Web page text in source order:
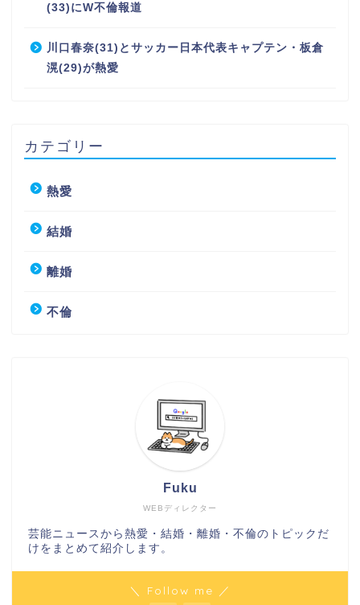
(33)にW不倫報道
川口春奈(31)とサッカー日本代表キャプテン・板倉
滉(29)が熱愛
カテゴリー
熱愛
結婚
離婚
不倫
WEBディレクター
Fuku
芸能ニュースから熱愛・結婚・離婚・不倫のトピックだ
けをまとめて紹介します。
＼ Follow me ／